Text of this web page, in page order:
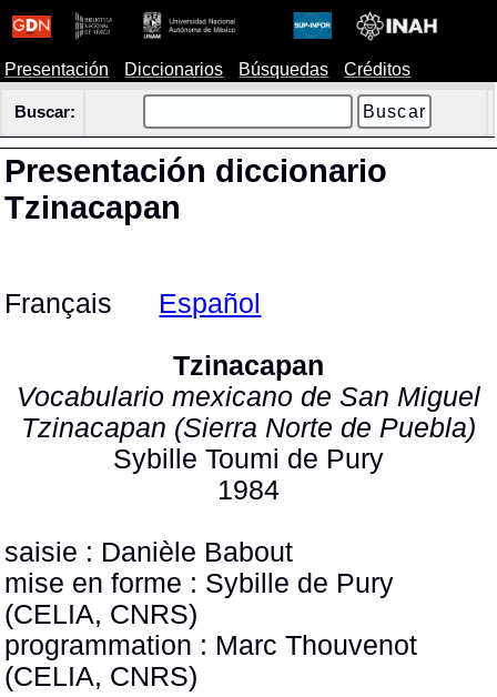
Presentación Diccionarios Búsquedas Créditos
Buscar:
Presentación diccionario
Tzinacapan
Français Español
Tzinacapan
Vocabulario mexicano de San Miguel
Tzinacapan (Sierra Norte de Puebla)
Sybille Toumi de Pury
1984
saisie : Danièle Babout
mise en forme : Sybille de Pury
(CELIA, CNRS)
programmation : Marc Thouvenot
(CELIA, CNRS)